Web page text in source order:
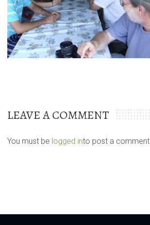
LEAVE A COMMENT
You must be logged into post a comment.